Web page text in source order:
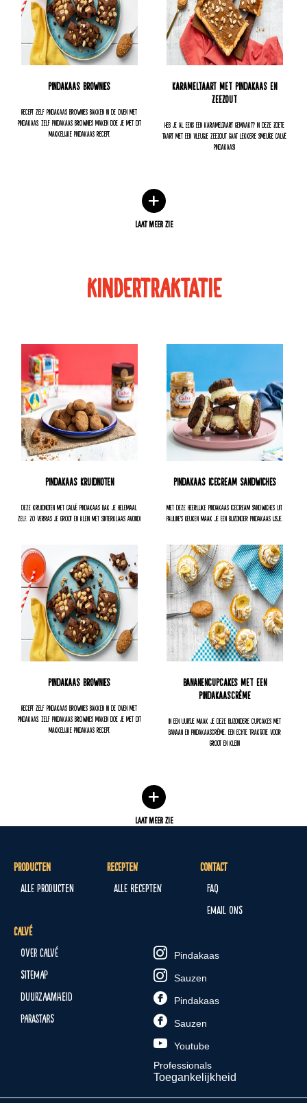
Pindakaas brownies
Recept zelf pindakaas brownies bakken in de oven met
pindakaas. Zelf pindakaas brownies maken doe je met dit
makkelijke pindakaas recept.
Karameltaart met pindakaas en
zeezout
Heb je al eens een karameltaart gemaakt? In deze zoete
taart met een vleugje zeezout gaat lekkere smeuïge Calvé
pindakaas!
LAAT MEER ZIE
kindertraktatie
Pindakaas Kruidnoten
Deze kruidnoten met Calvé pindakaas bak je helemaal
zelf. Zo verras je groot en klein met Sinterklaas avond!
Pindakaas icecream sandwiches
Met deze heerlijke pindakaas icecream sandwiches Uit
Pauline's Keuken maak je een bijzonder pindakaas ijsje.
Pindakaas brownies
Recept zelf pindakaas brownies bakken in de oven met
pindakaas. Zelf pindakaas brownies maken doe je met dit
makkelijke pindakaas recept.
Bananencupcakes met een
pindakaascrème
In een uurtje maak je deze bijzondere cupcakes met
banaan en pindakaascrème. Een echte traktatie voor
groot en klein!
LAAT MEER ZIE
Producten
Alle producten
Recepten
Alle recepten
Contact
FAQ
Email ons
Calvé
Over Calvé
Sitemap
Duurzaamheid
Parastars
Pindakaas
Sauzen
Pindakaas
Sauzen
Youtube
Professionals
Toegankelijkheid